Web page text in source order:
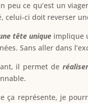
peu ce qu’est un
celui-ci doit reverser
tête unique implique
Sans aller dans
il permet de
ça représente, je